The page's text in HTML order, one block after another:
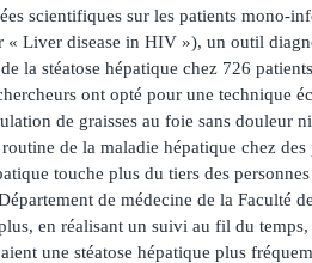
scientifiques sur les patients mono-
Liver disease in HIV »), un outil
la stéatose hépatique chez 726
ont opté pour une technique
de graisses au foie sans
de la maladie hépatique chez
touche plus du tiers des
de médecine de la Faculté
en réalisant un suivi au fil du
une stéatose hépatique plus